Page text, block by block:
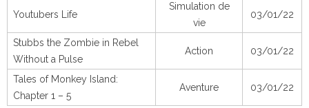
Youtubers Life
Simulation de
vie
03/01/22
Stubbs the Zombie in Rebel
Without a Pulse
Action 03/01/22
Tales of Monkey Island:
Chapter 1 – 5
Aventure 03/01/22